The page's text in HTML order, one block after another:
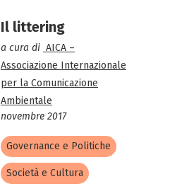
Il littering
a cura di AICA –
Associazione Internazionale
per la Comunicazione
Ambientale
novembre 2017
Governance e Politiche
Società e Cultura